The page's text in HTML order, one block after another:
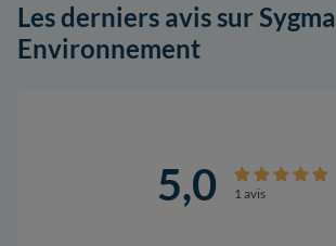
Les derniers avis sur Sygma
Environnement
5,0 1 avis